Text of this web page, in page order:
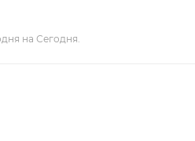
на Сегодня.